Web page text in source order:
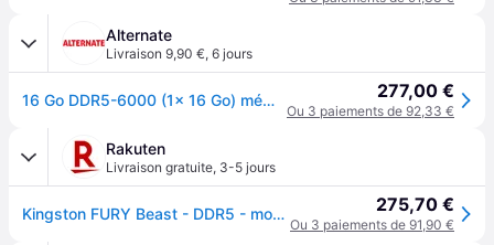
Alternate
Livraison 9,90 €, 6 jours
16 Go DDR5-6000 (1x 16 Go) mémoire vive 277,00 €
Ou 3 paiements de 92,33 €
Rakuten
Livraison gratuite, 3-5 jours
Kingston FURY Beast - DDR5 - module - 16 Go - DIMM 288 broches - 6000 MT/s / PC5-48000 - CL36 - 1.35 V - mémoire sans tampon - on-die ECC - noir 275,70 €
Ou 3 paiements de 91,90 €